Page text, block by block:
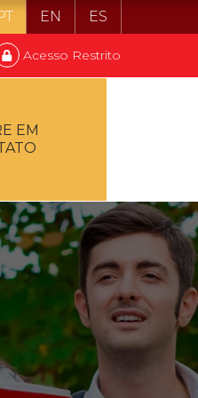
EN ES
Acesso Restrito
EM